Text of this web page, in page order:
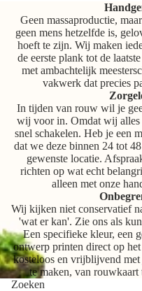
Geen massaproductie,
geen mens hetzelfde is,
hoeft te zijn. Wij maken
de eerste plank tot de
met ambachtelijk
vakwerk dat precies
In tijden van rouw wil je
wij voor in. Omdat wij alles
snel schakelen. Heb je een
dat we deze binnen 24 tot
gewenste locatie.
richten op wat echt
alleen met onze
Wij kijken niet conservatief
'wat er kan'. Zie ons als
Een specifieke kleur, een
ontwerp printen direct op
kosteloos en vrijblijvend met
te maken, van rouwkaart
Zoeken